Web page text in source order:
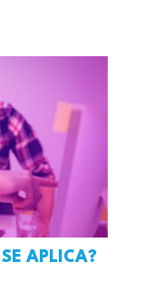
APLICA?